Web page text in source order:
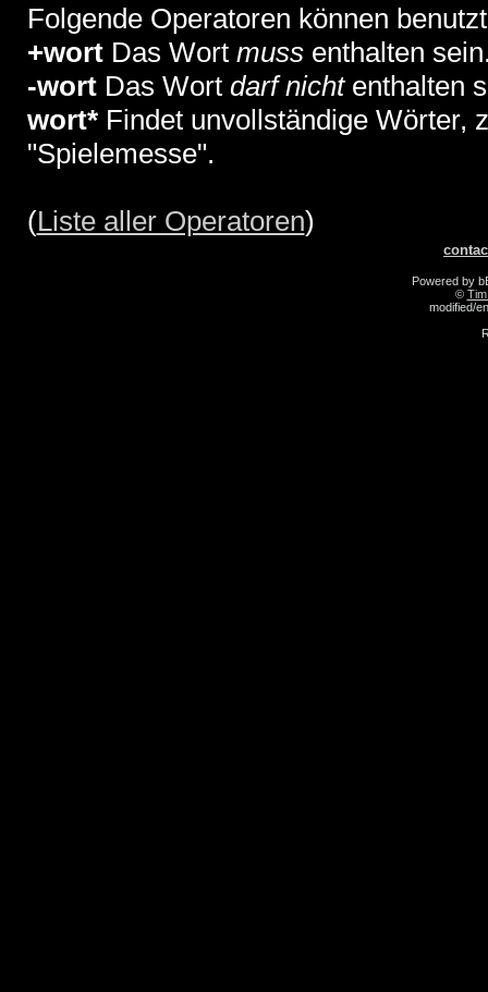
Folgende Operatoren können
+wortDas Wort mussenthalten
-wortDas Wort darf nichtenthalten
wort*Findet unvollständige Wörter,
"Spielemesse".
(Liste aller Operatoren)
Powered by
©
modified/